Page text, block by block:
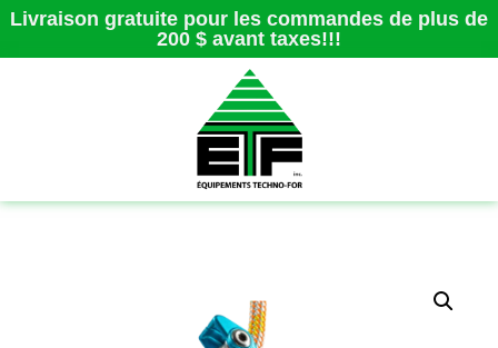
Livraison gratuite pour les commandes de plus de
200 $ avant taxes!!!